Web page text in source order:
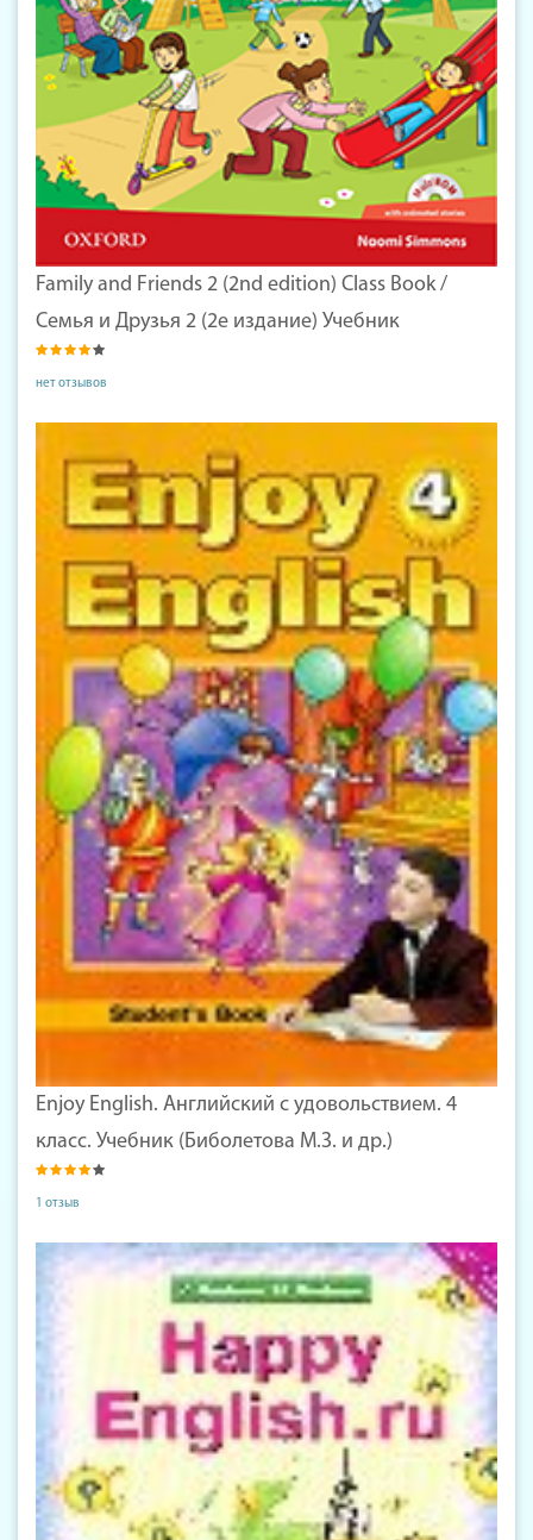
Family and Friends 2 (2nd edition) Class Book /
Семья и Друзья 2 (2е издание) Учебник
нет отзывов
Enjoy English. Английский с удовольствием. 4
класс. Учебник (Биболетова М.З. и др.)
1 отзыв